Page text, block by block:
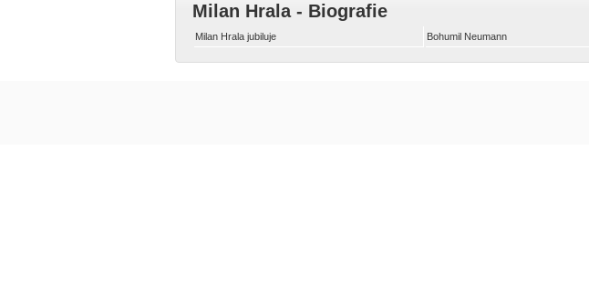
Milan Hrala - Biografie
Milan Hrala jubiluje Bohumil Neumann